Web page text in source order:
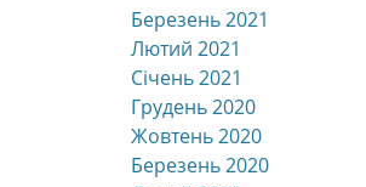
Березень 2021
Лютий 2021
Січень 2021
Грудень 2020
Жовтень 2020
Березень 2020